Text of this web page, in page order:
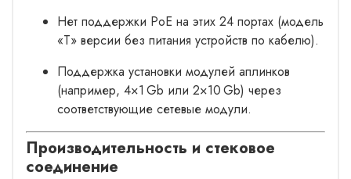
Нет поддержки PoE на этих 24 портах (модель
«T» версии без питания устройств по кабелю).
Поддержка установки модулей аплинков
(например, 4×1 Gb или 2×10 Gb) через
соответствующие сетевые модули.
Производительность и стековое
соединение